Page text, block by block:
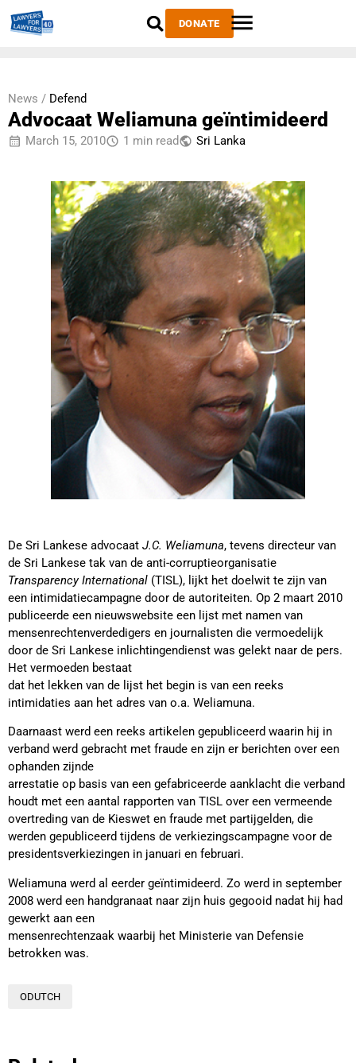
DONATE
News / Defend
Advocaat Weliamuna geïntimideerd
March 15, 2010 1 min read Sri Lanka
De Sri Lankese advocaat J.C. Weliamuna, tevens directeur van
de Sri Lankese tak van de anti-corruptieorganisatie
Transparency International (TISL), lijkt het doelwit te zijn van
een intimidatiecampagne door de autoriteiten. Op 2 maart 2010
publiceerde een nieuwswebsite een lijst met namen van
mensenrechtenverdedigers en journalisten die vermoedelijk
door de Sri Lankese inlichtingendienst was gelekt naar de pers.
Het vermoeden bestaat
dat het lekken van de lijst het begin is van een reeks
intimidaties aan het adres van o.a. Weliamuna.
Daarnaast werd een reeks artikelen gepubliceerd waarin hij in
verband werd gebracht met fraude en zijn er berichten over een
ophanden zijnde
arrestatie op basis van een gefabriceerde aanklacht die verband
houdt met een aantal rapporten van TISL over een vermeende
overtreding van de Kieswet en fraude met partijgelden, die
werden gepubliceerd tijdens de verkiezingscampagne voor de
presidentsverkiezingen in januari en februari.
Weliamuna werd al eerder geïntimideerd. Zo werd in september
2008 werd een handgranaat naar zijn huis gegooid nadat hij had
gewerkt aan een
mensenrechtenzaak waarbij het Ministerie van Defensie
betrokken was.
ODUTCH